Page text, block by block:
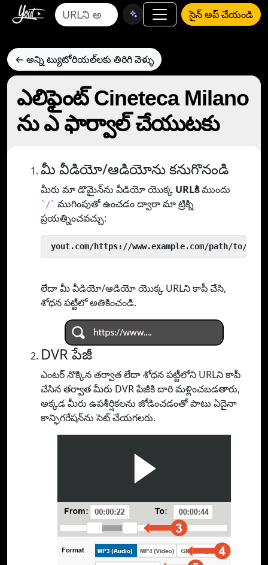
సైన్ అప్ చేయండి
← అన్ని ట్యుటోరియల్‌లకు తిరిగి వెళ్ళు
ఎలిఫైంట్ Cineteca Milano
ను ఎ ఫార్వాల్ చేయుటకు
మీ వీడియో/ఆడియోను కనుగొనండి
మీరు మా డొమైన్‌ను వీడియో యొక్క URLకిముందు
`/` ముగింపుతో ఉంచడం ద్వారా మా ట్రిక్ని
ప్రయత్నించవచ్చు:
yout.com/https://www.example.com/path/to/
లేదా మీ వీడియో/ఆడియో యొక్క URLని కాపీ చేసి,
శోధన పట్టీలో అతికించండి.
DVR పేజీ
ఎంటర్ నొక్కిన తర్వాత లేదా శోధన పట్టీలోని URLని కాపీ
చేసిన తర్వాత మీరు DVR పేజీకి దారి మళ్లించబడతారు,
అక్కడ మీరు ఉపశీర్షికలను జోడించడంతో పాటు ఏదైనా
కాన్ఫిగరేషన్‌ను సెట్ చేయగలరు.